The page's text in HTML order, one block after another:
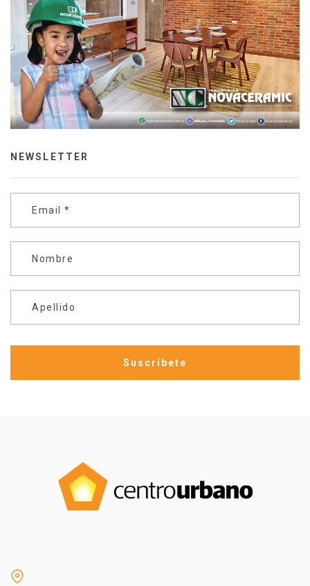
NEWSLETTER
Email *
Nombre
Apellido